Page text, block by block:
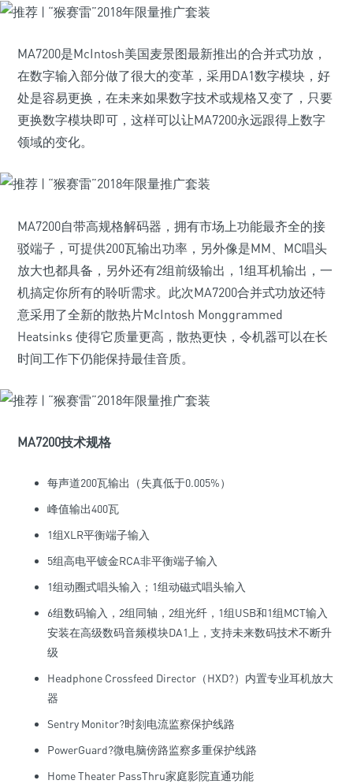
MA7200是McIntosh美国麦景图最新推出的合并式功放，
在数字输入部分做了很大的变革，采用DA1数字模块，好
处是容易更换，在未来如果数字技术或规格又变了，只要
更换数字模块即可，这样可以让MA7200永远跟得上数字
领域的变化。
MA7200自带高规格解码器，拥有市场上功能最齐全的接
驳端子，可提供200瓦输出功率，另外像是MM、MC唱头
放大也都具备，另外还有2组前级输出，1组耳机输出，一
机搞定你所有的聆听需求。此次MA7200合并式功放还特
意采用了全新的散热片McIntosh Monggrammed
Heatsinks 使得它质量更高，散热更快，令机器可以在长
时间工作下仍能保持最佳音质。
MA7200技术规格
每声道200瓦输出（失真低于0.005%）
峰值输出400瓦
1组XLR平衡端子输入
5组高电平镀金RCA非平衡端子输入
1组动圈式唱头输入；1组动磁式唱头输入
6组数码输入，2组同轴，2组光纤，1组USB和1组MCT输入
安装在高级数码音频模块DA1上，支持未来数码技术不断升
级
Headphone Crossfeed Director（HXD?）内置专业耳机放大
器
Sentry Monitor?时刻电流监察保护线路
PowerGuard?微电脑傍路监察多重保护线路
Home Theater PassThru家庭影院直通功能